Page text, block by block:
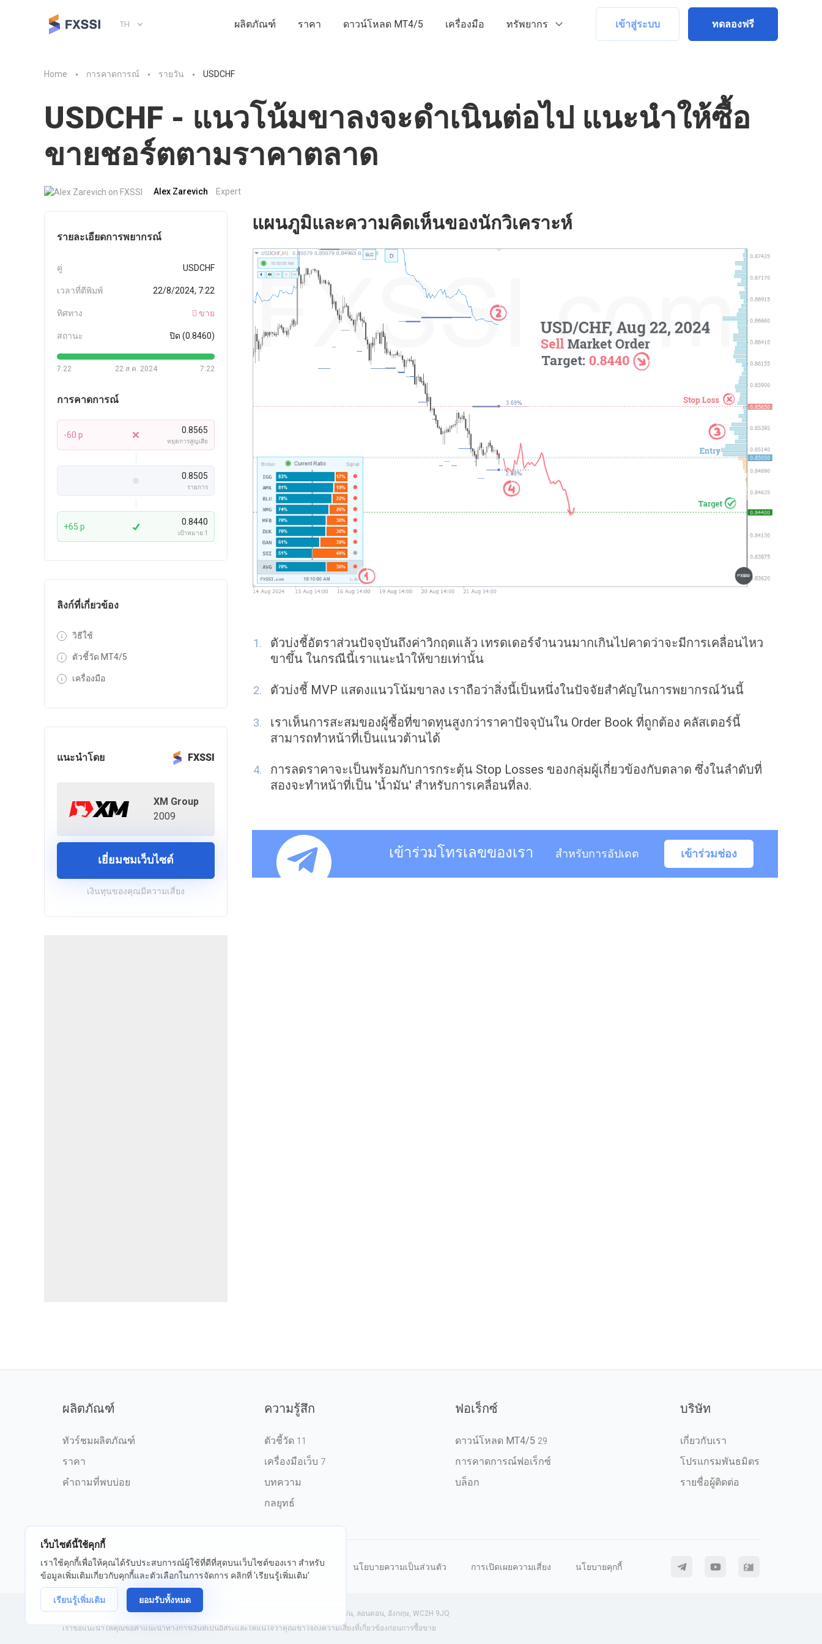
เว็บไซต์นี้ใช้คุกกี้
เราใช้คุกกี้เพื่อให้คุณได้รับประสบการณ์ผู้ใช้ที่ดีที่สุดบนเว็บไซต์ของเรา สำหรับ
ข้อมูลเพิ่มเติมเกี่ยวกับคุกกี้และตัวเลือกในการจัดการ คลิกที่ 'เรียนรู้เพิ่มเติม'
เรียนรู้เพิ่มเติม ยอมรับทั้งหมด
TH ผลิตภัณฑ์ ราคา ดาวน์โหลด MT4/5 เครื่องมือ ทรัพยากร เข้าสู่ระบบ ทดลองฟรี
Home การคาดการณ์ รายวัน USDCHF
USDCHF - แนวโน้มขาลงจะดำเนินต่อไป แนะนำให้ซื้อ
ขายชอร์ตตามราคาตลาด
Alex Zarevich Expert
รายละเอียดการพยากรณ์
คู่ USDCHF
เวลาที่ตีพิมพ์ 22/8/2024, 7:22
ทิศทาง ขาย
สถานะ ปิด (0.8460)
7:22 7:22
22 ส.ค. 2024
การคาดการณ์
-60 p 0.8565
หยุดการสูญเสีย
0.8505
รายการ
+65 p 0.8440
เป้าหมาย 1
ลิงก์ที่เกี่ยวข้อง
วิธีใช้
ตัวชี้วัด MT4/5
เครื่องมือ
แนะนำโดย FXSSI
XM Group
2009
เยี่ยมชมเว็บไซต์
เงินทุนของคุณมีความเสี่ยง
แผนภูมิและความคิดเห็นของนักวิเคราะห์
ตัวบ่งชี้อัตราส่วนปัจจุบันถึงค่าวิกฤตแล้ว เทรดเดอร์จำนวนมากเกินไปคาดว่าจะมีการเคลื่อนไหว
ขาขึ้น ในกรณีนี้เราแนะนำให้ขายเท่านั้น
ตัวบ่งชี้ MVP แสดงแนวโน้มขาลง เราถือว่าสิ่งนี้เป็นหนึ่งในปัจจัยสำคัญในการพยากรณ์วันนี้
เราเห็นการสะสมของผู้ซื้อที่ขาดทุนสูงกว่าราคาปัจจุบันใน Order Book ที่ถูกต้อง คลัสเตอร์นี้
สามารถทำหน้าที่เป็นแนวต้านได้
การลดราคาจะเป็นพร้อมกับการกระตุ้น Stop Losses ของกลุ่มผู้เกี่ยวข้องกับตลาด ซึ่งในลำดับที่
สองจะทำหน้าที่เป็น 'น้ำมัน' สำหรับการเคลื่อนที่ลง.
เข้าร่วมโทรเลขของเรา สำหรับการอัปเดต เข้าร่วมช่อง
ผลิตภัณฑ์
ทัวร์ชมผลิตภัณฑ์
ราคา
คำถามที่พบบ่อย
ความรู้สึก
ตัวชี้วัด 11
เครื่องมือเว็บ 7
บทความ
กลยุทธ์
ฟอเร็กซ์
ดาวน์โหลด MT4/5 29
การคาดการณ์ฟอเร็กซ์
บล็อก
บริษัท
เกี่ยวกับเรา
โปรแกรมพันธมิตร
รายชื่อผู้ติดต่อ
©2026 fxssi.com สงวนลิขสิทธิ์ ข้อกำหนดการใช้งาน นโยบายความเป็นส่วนตัว การเปิดเผยความเสี่ยง นโยบายคุกกี้
เว็บไซต์ดำเนินการโดย FXSSI LTD หมายเลขทะเบียน: 13534801 (อังกฤษ) | 71-75 ถนนเชลตัน, ลอนดอน, อังกฤษ, WC2H 9JQ
เราขอแนะนำให้คุณขอคำแนะนำทางการเงินที่เป็นอิสระและให้แน่ใจว่าคุณเข้าใจถึงความเสี่ยงที่เกี่ยวข้องก่อนการซื้อขาย